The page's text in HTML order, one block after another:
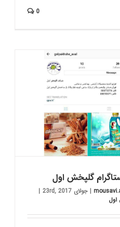
0
گلپخش اول
| جولای 23rd, 2017
|